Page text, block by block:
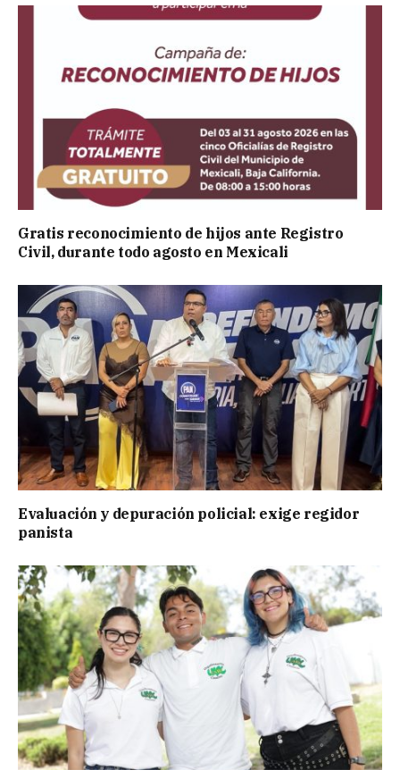
Gratis reconocimiento de hijos ante Registro
Civil, durante todo agosto en Mexicali
Evaluación y depuración policial: exige regidor
panista